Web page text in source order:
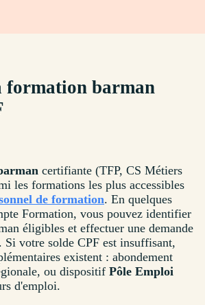
formation barman
certifiante (TFP, CS Métiers
les formations les plus accessibles
de formation. En quelques
Formation, vous pouvez identifier
éligibles et effectuer une demande
Si votre solde CPF est insuffisant,
existent : abondement
ou dispositif Pôle Emploi
d'emploi.